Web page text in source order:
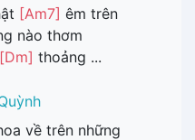
[Am7] êm trên
nào thơm
[Dm] thoảng ...
về trên những